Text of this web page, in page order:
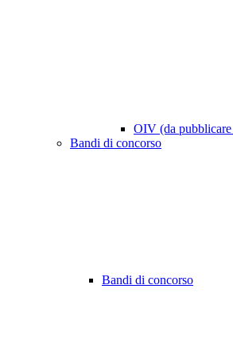
OIV (da
Bandi di concorso
Bandi di concorso